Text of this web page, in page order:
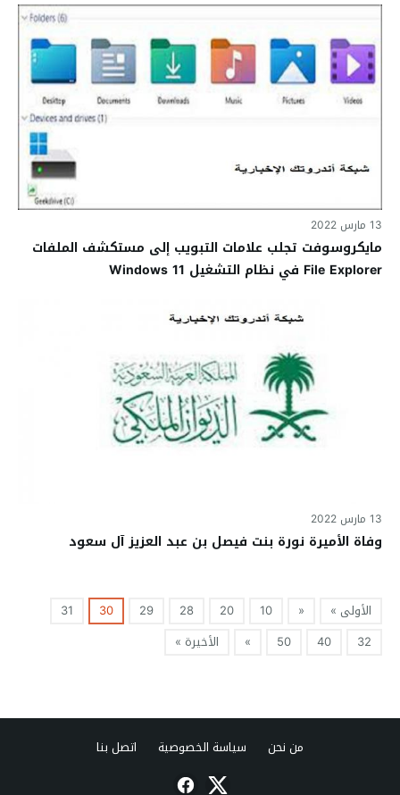
13 مارس 2022
مايكروسوفت تجلب علامات التبويب إلى مستكشف الملفات
File Explorer في نظام التشغيل Windows 11
13 مارس 2022
وفاة الأميرة نورة بنت فيصل بن عبد العزيز آل سعود
الأولى » «
10
20
28
29
30
31
32
40
50
» الأخيرة »
من نحن سياسة الخصوصية اتصل بنا